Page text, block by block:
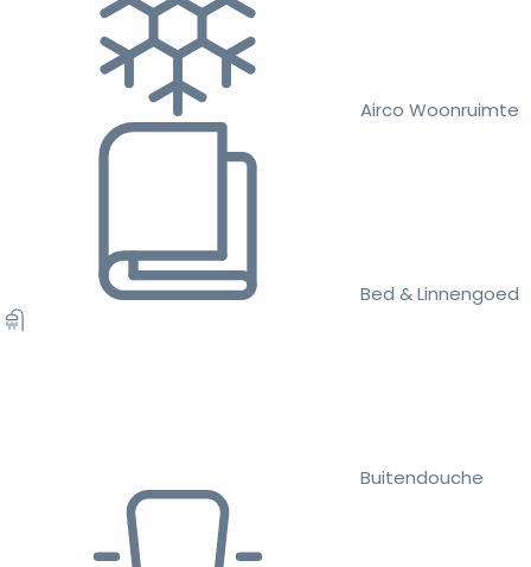
Airco Woonruimte
Bed & Linnengoed
Buitendouche